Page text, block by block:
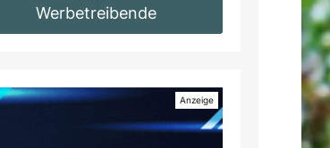
Werbetreibende